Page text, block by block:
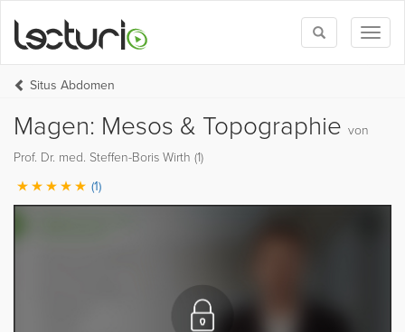
Toggle
search
Situs Abdomen
Magen: Mesos & Topographie von
Prof. Dr. med. Steffen-Boris Wirth (1)
(1)